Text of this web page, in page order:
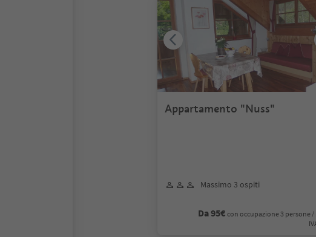
Appartamento "Nuss"
Massimo 3 ospiti
Da 95€ con occupazione 3 persone